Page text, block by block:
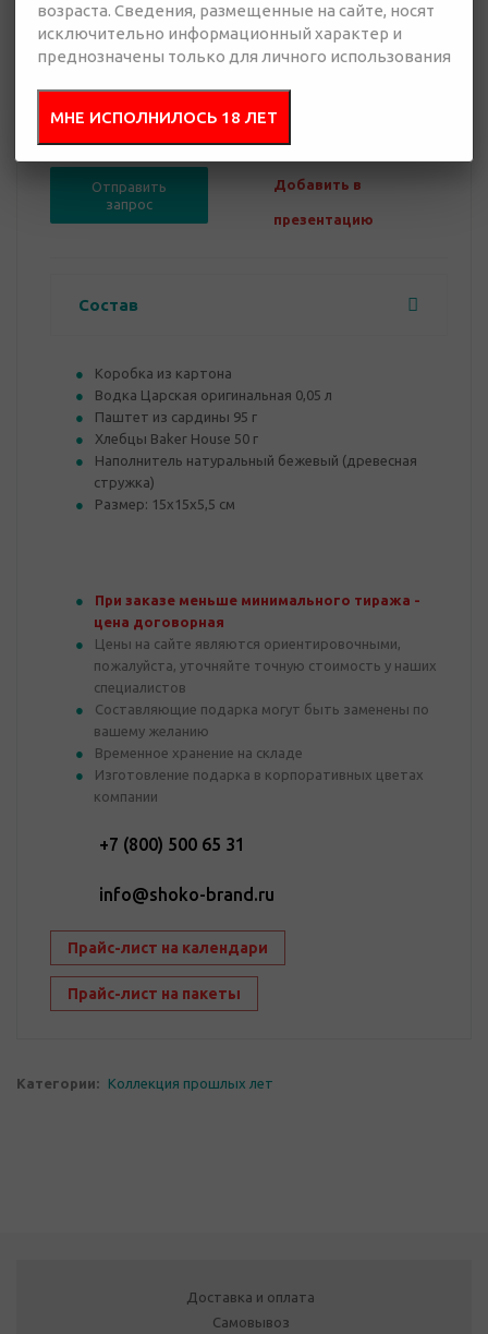
Отправить
запрос
Добавить в
презентацию
Состав
Коробка из картона
Водка Царская оригинальная 0,05 л
Паштет из сардины 95 г
Хлебцы Baker House 50 г
Наполнитель натуральный бежевый (древесная
стружка)
Размер: 15х15х5,5 см
При заказе меньше минимального тиража -
цена договорная
Цены на сайте являются ориентировочными,
пожалуйста, уточняйте точную стоимость у наших
специалистов
Составляющие подарка могут быть заменены по
вашему желанию
Временное хранение на складе
Изготовление подарка в корпоративных цветах
компании
+7 (800) 500 65 31
info@shoko-brand.ru
Прайс-лист на календари
Прайс-лист на пакеты
Категории: Коллекция прошлых лет
Доставка и оплата
Самовывоз
возраста. Сведения, размещенные на сайте, носят
исключительно информационный характер и
преднозначены только для личного использования
МНЕ ИСПОЛНИЛОСЬ 18 ЛЕТ